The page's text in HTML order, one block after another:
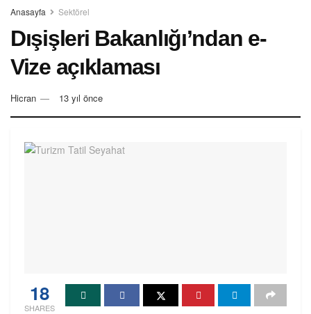
Anasayfa Sektörel
Dışişleri Bakanlığı’ndan e-
Vize açıklaması
Hicran 13 yıl önce
18
SHARES